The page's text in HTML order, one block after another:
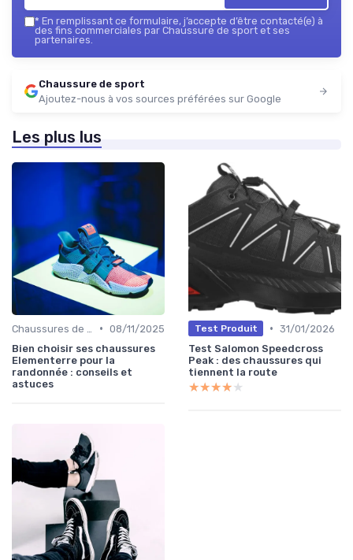
* En remplissant ce formulaire, j’accepte d’être contacté(e) à
des fins commerciales par Chaussure de sport et ses
partenaires.
Chaussure de sport
Ajoutez-nous à vos sources préférées sur Google
Les plus lus
• 08/11/2025
Bien choisir ses chaussures
Elementerre pour la
randonnée : conseils et
astuces
Test Produit • 31/01/2026
Test Salomon Speedcross
Peak : des chaussures qui
tiennent la route
★★★★★
★★★★★